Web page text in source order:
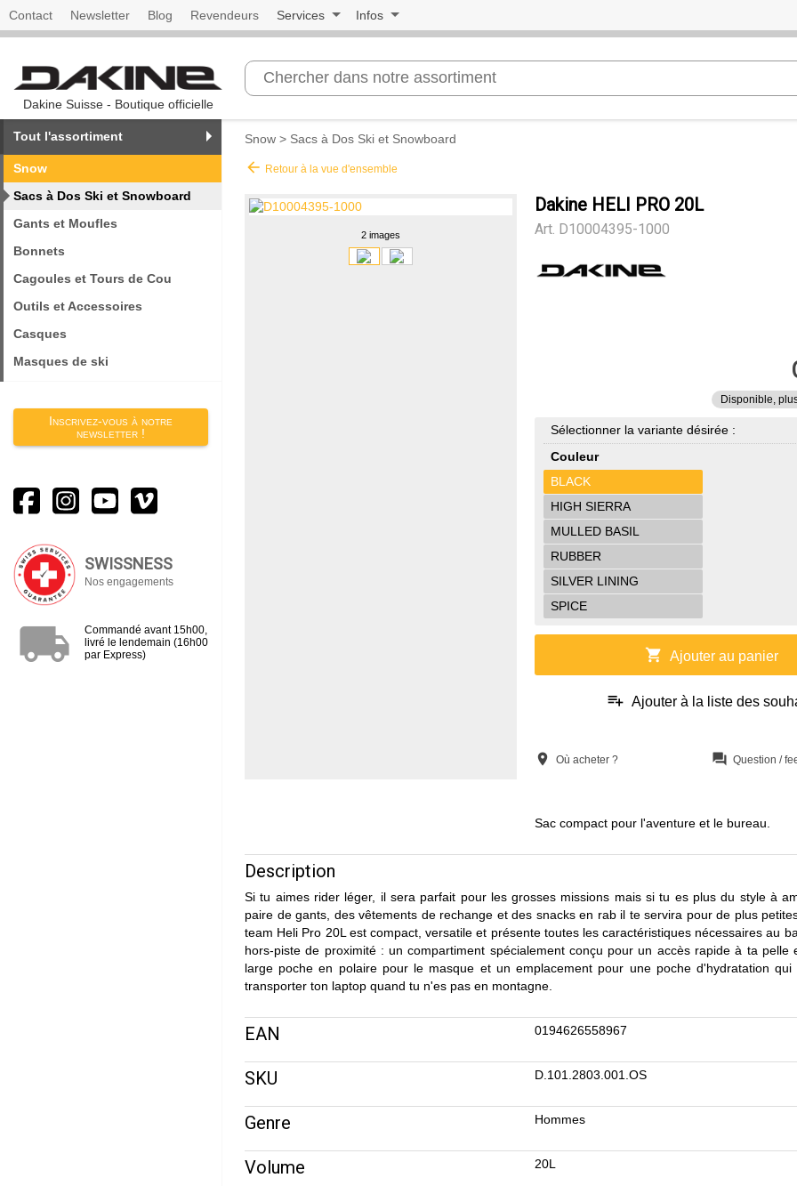
Contact Newsletter Blog Revendeurs Services Infos
Dakine Suisse - Boutique officielle
Tout l'assortiment
Snow
Sacs à Dos Ski et Snowboard
Gants et Moufles
Bonnets
Cagoules et Tours de Cou
Outils et Accessoires
Casques
Masques de ski
Inscrivez-vous à notre
newsletter !
SWISSNESS
Nos engagements
local_shipping
Commandé avant 15h00,
livré le lendemain (16h00
par Express)
Snow > Sacs à Dos Ski et Snowboard
arrow_back Retour à la vue d'ensemble
2 images
Dakine HELI PRO 20L
Art. D10004395-1000
Disponible,
Sélectionner la variante désirée :
Couleur
BLACK
HIGH SIERRA
MULLED BASIL
RUBBER
SILVER LINING
SPICE
shopping_cart Ajouter au panier
playlist_add Ajouter à la liste des
location_on Où acheter ? question_answer Question /
Sac compact pour l'aventure et le bureau.
Description
Si tu aimes rider léger, il sera parfait pour les grosses missions mais si tu es plus du style à
paire de gants, des vêtements de rechange et des snacks en rab il te servira pour de plus
team Heli Pro 20L est compact, versatile et présente toutes les caractéristiques nécessaires au
hors-piste de proximité : un compartiment spécialement conçu pour un accès rapide à ta pelle
large poche en polaire pour le masque et un emplacement pour une poche d'hydratation
transporter ton laptop quand tu n'es pas en montagne.
EAN 0194626558967
SKU D.101.2803.001.OS
Genre Hommes
Volume 20L